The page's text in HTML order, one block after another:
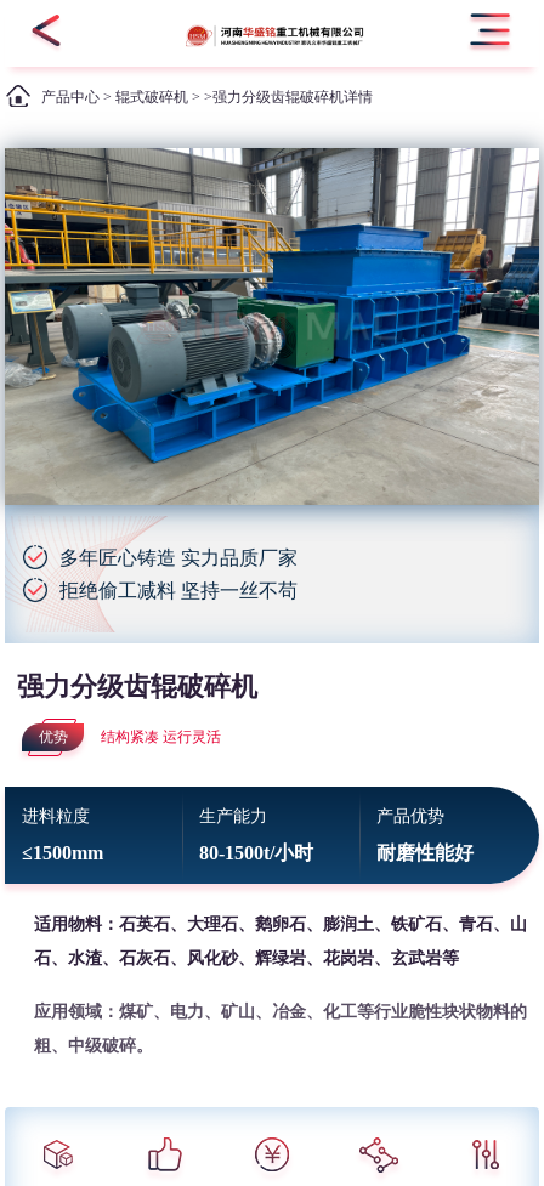
产品中心 >辊式破碎机 > >强力分级齿辊破碎机详情
多年匠心铸造 实力品质厂家
拒绝偷工减料 坚持一丝不苟
强力分级齿辊破碎机
优势 结构紧凑 运行灵活
进料粒度
≤1500mm
生产能力
80-1500t/小时
产品优势
耐磨性能好
适用物料：石英石、大理石、鹅卵石、膨润土、铁矿石、青石、山
石、水渣、石灰石、风化砂、辉绿岩、花岗岩、玄武岩等
应用领域：煤矿、电力、矿山、冶金、化工等行业脆性块状物料的
粗、中级破碎。